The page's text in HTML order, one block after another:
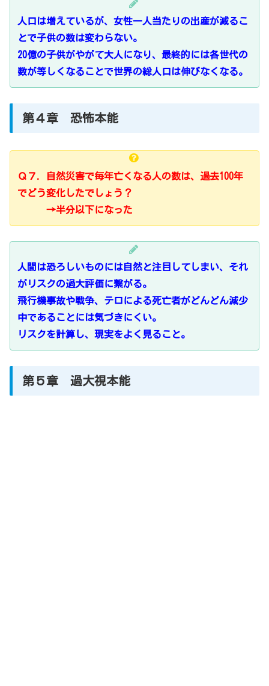
人口は増えているが、女性一人当たりの出産が減るこ
とで子供の数は変わらない。
20億の子供がやがて大人になり、最終的には各世代の
数が等しくなることで世界の総人口は伸びなくなる。
第４章 恐怖本能
Ｑ７．自然災害で毎年亡くなる人の数は、過去100年
でどう変化したでしょう？
→半分以下になった
人間は恐ろしいものには自然と注目してしまい、それ
がリスクの過大評価に繋がる。
飛行機事故や戦争、テロによる死亡者がどんどん減少
中であることには気づきにくい。
リスクを計算し、現実をよく見ること。
第５章 過大視本能